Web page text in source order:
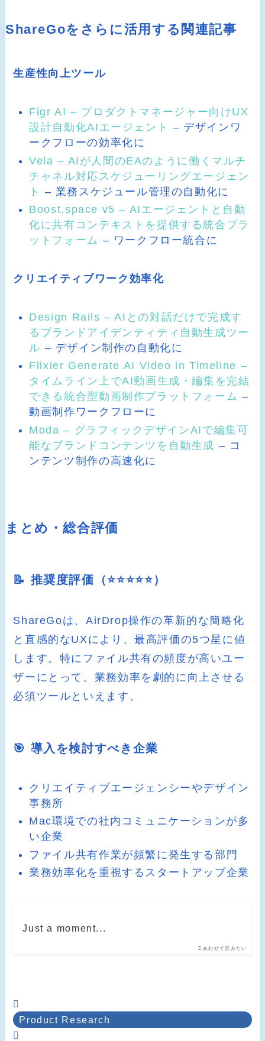
ShareGoをさらに活用する関連記事
生産性向上ツール
Figr AI – プロダクトマネージャー向けUX
設計自動化AIエージェント – デザインワ
ークフローの効率化に
Vela – AIが人間のEAのように働くマルチ
チャネル対応スケジューリングエージェン
ト
– 業務スケジュール管理の自動化に
Boost.space v5 – AIエージェントと自動
化に共有コンテキストを提供する統合プラ
ットフォーム – ワークフロー統合に
クリエイティブワーク効率化
Design Rails – AIとの対話だけで完成す
るブランドアイデンティティ自動生成ツー
ル – デザイン制作の自動化に
Flixier Generate AI Video in Timeline –
タイムライン上でAI動画生成・編集を完結
できる統合型動画制作プラットフォーム –
動画制作ワークフローに
Moda – グラフィックデザインAIで編集可
能なブランドコンテンツを自動生成 – コ
ンテンツ制作の高速化に
まとめ・総合評価
📝 推奨度評価（⭐️⭐️⭐️⭐️⭐️）
ShareGoは、AirDrop操作の革新的な簡略化
と直感的なUXにより、最高評価の5つ星に値
します。特にファイル共有の頻度が高いユー
ザーにとって、業務効率を劇的に向上させる
必須ツールといえます。
🎯 導入を検討すべき企業
クリエイティブエージェンシーやデザイン
事務所
Mac環境での社内コミュニケーションが多
い企業
ファイル共有作業が頻繁に発生する部門
業務効率化を重視するスタートアップ企業
あわせて読みたい
Just a moment...
Product Research